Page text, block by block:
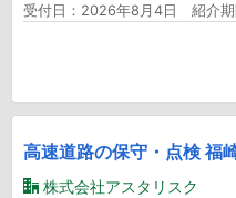
受付日：2026年8月4日 紹介期
高速道路の保守・点検 福
株式会社アスタリスク